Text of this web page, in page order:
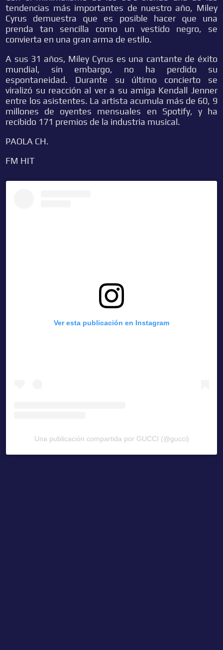
tendencias más importantes de nuestro año, Miley
Cyrus demuestra que es posible hacer que una
prenda tan sencilla como un vestido negro, se
convierta en una gran arma de estilo.
A sus 31 años, Miley Cyrus es una cantante de éxito
mundial, sin embargo, no ha perdido su
espontaneidad. Durante su último concierto se
viralizó su reacción al ver a su amiga Kendall Jenner
entre los asistentes. La artista acumula más de 60, 9
millones de oyentes mensuales en Spotify, y ha
recibido 171 premios de la industria musical.
PAOLA CH.
FM HIT
Ver esta publicación en Instagram
Una publicación compartida por GUCCI (@gucci)